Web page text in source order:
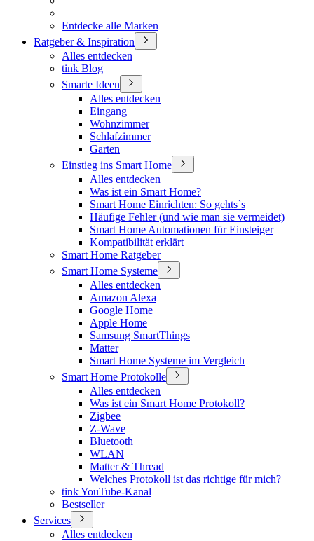
Entdecke alle Marken
Ratgeber & Inspiration
Alles entdecken
tink Blog
Smarte Ideen
Alles entdecken
Eingang
Wohnzimmer
Schlafzimmer
Garten
Einstieg ins Smart Home
Alles entdecken
Was ist ein Smart Home?
Smart Home Einrichten: So gehts`s
Häufige Fehler (und wie man sie vermeidet)
Smart Home Automationen für Einsteiger
Kompatibilität erklärt
Smart Home Ratgeber
Smart Home Systeme
Alles entdecken
Amazon Alexa
Google Home
Apple Home
Samsung SmartThings
Matter
Smart Home Systeme im Vergleich
Smart Home Protokolle
Alles entdecken
Was ist ein Smart Home Protokoll?
Zigbee
Z-Wave
Bluetooth
WLAN
Matter & Thread
Welches Protokoll ist das richtige für mich?
tink YouTube-Kanal
Bestseller
Services
Alles entdecken